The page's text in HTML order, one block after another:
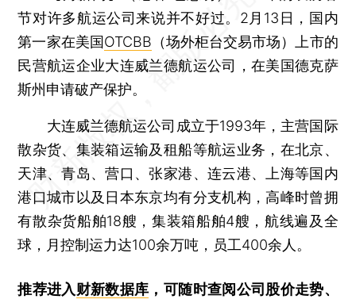
节对许多航运公司来说并不好过。2月13日，国内
第一家在美国OTCBB （场外柜台交易市场）上市的
民营航运企业大连威兰德航运公司，在美国德克萨
斯州申请破产保护。
大连威兰德航运公司成立于1993年，主营国际
散杂货、集装箱运输及租船等航运业务，在北京、
天津、青岛、营口、张家港、连云港、上海等国内
港口城市以及日本东京均有分支机构，高峰时曾拥
有散杂货船舶18艘，集装箱船舶4艘，航线遍及全
球，月控制运力达100余万吨，员工400余人。
推荐进入财新数据库 ，可随时查阅公司股价走势、